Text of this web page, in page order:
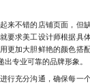
来不错的店铺页面，但
要求美工设计师根据具
更加大胆鲜艳的颜色搭
专业可靠的品牌形象。
行充分沟通，确保每一